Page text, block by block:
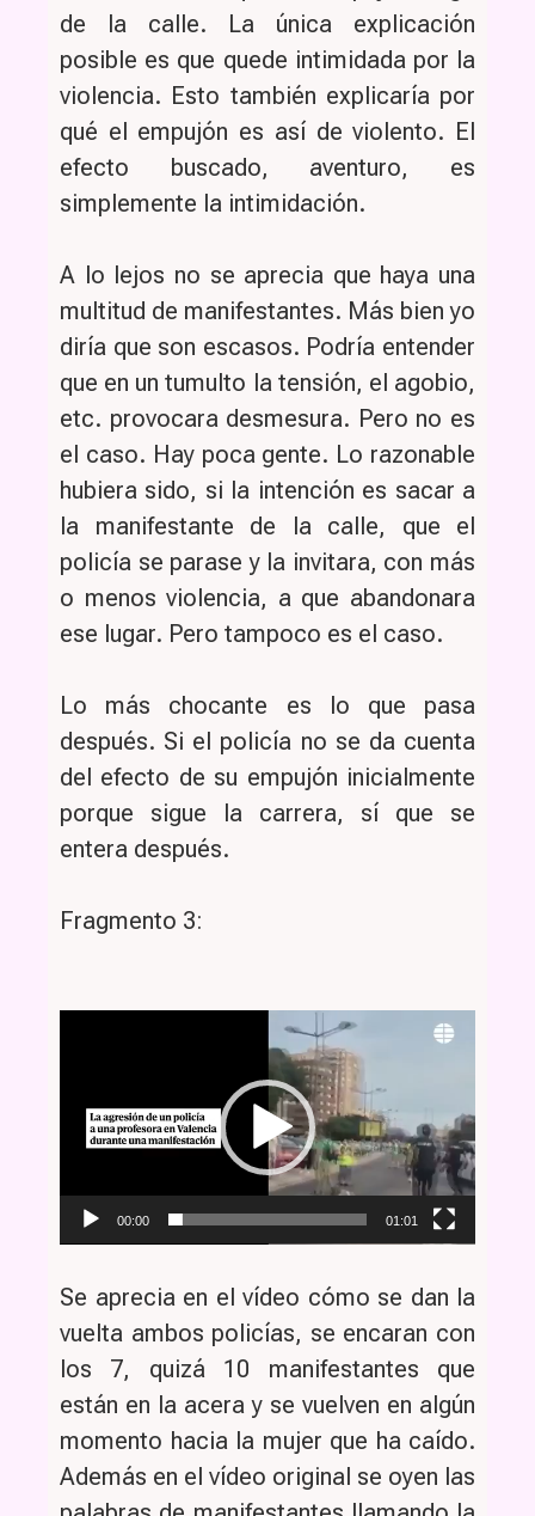
de la calle. La única explicación
posible es que quede intimidada por la
violencia. Esto también explicaría por
qué el empujón es así de violento. El
efecto buscado, aventuro, es
simplemente la intimidación.
A lo lejos no se aprecia que haya una
multitud de manifestantes. Más bien yo
diría que son escasos. Podría entender
que en un tumulto la tensión, el agobio,
etc. provocara desmesura. Pero no es
el caso. Hay poca gente. Lo razonable
hubiera sido, si la intención es sacar a
la manifestante de la calle, que el
policía se parase y la invitara, con más
o menos violencia, a que abandonara
ese lugar. Pero tampoco es el caso.
Lo más chocante es lo que pasa
después. Si el policía no se da cuenta
del efecto de su empujón inicialmente
porque sigue la carrera, sí que se
entera después.
Fragmento 3:
00:00 01:01
Se aprecia en el vídeo cómo se dan la
vuelta ambos policías, se encaran con
los 7, quizá 10 manifestantes que
están en la acera y se vuelven en algún
momento hacia la mujer que ha caído.
Además en el vídeo original se oyen las